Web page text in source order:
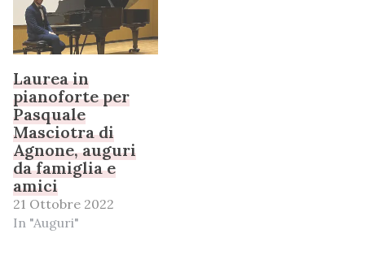
Laurea in
pianoforte per
Pasquale
Masciotra di
Agnone, auguri
da famiglia e
amici
21 Ottobre 2022
In "Auguri"